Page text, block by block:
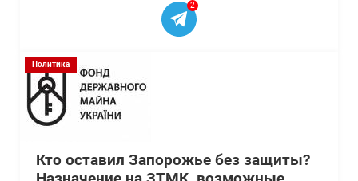
2
Политика
Кто оставил Запорожье без защиты?